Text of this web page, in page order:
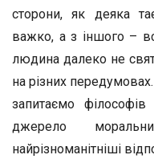
сторони, як деяка
важко, а з іншого –
людина далеко не
на різних
запитаємо
джерело
найрізноманітніші